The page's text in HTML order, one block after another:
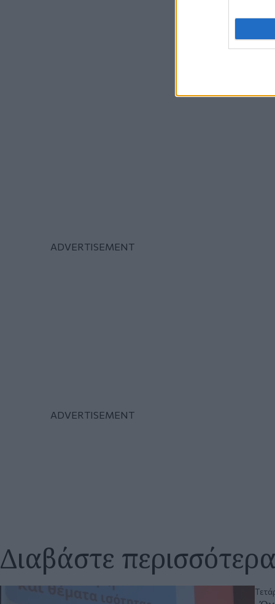
Διαβάστε περισσότερα